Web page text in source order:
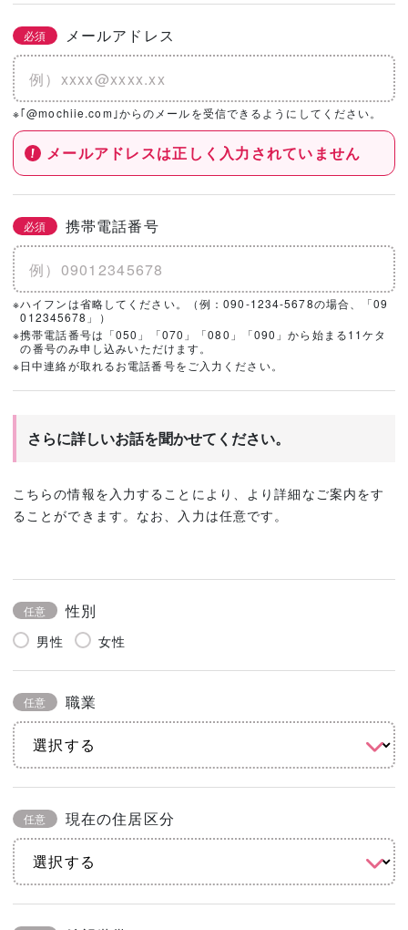
必須 メールアドレス
※｢@mochiie.com｣からのメールを受信できるようにしてください。
メールアドレスは正しく入力されていません
必須 携帯電話番号
※ハイフンは省略してください。（例：090-1234-5678の場合、「09
012345678」）
※携帯電話番号は「050」「070」「080」「090」から始まる11ケタ
の番号のみ申し込みいただけます。
※日中連絡が取れるお電話番号をご入力ください。
さらに詳しいお話を聞かせてください。
こちらの情報を入力することにより、より詳細なご案内をす
ることができます。なお、入力は任意です。
任意 性別
男性 女性
任意 職業
任意 現在の住居区分